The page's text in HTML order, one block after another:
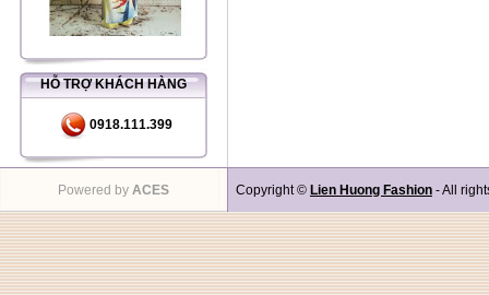
HỖ TRỢ KHÁCH HÀNG
0918.111.399
Powered by ACES Copyright © Lien Huong Fashion - All